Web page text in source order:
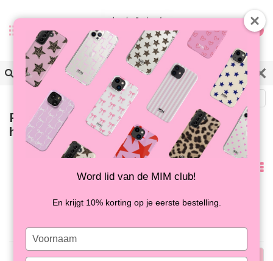
0
Terug
Producten getagd met
hardcover hoesje
Geen producten gevonden!...
Meest
Word lid van de MIM club!
En krijgt 10% korting op je eerste bestelling.
Type
your